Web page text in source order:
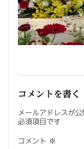
コメントを書く
メールアドレスが
必須項目です
コメント ※